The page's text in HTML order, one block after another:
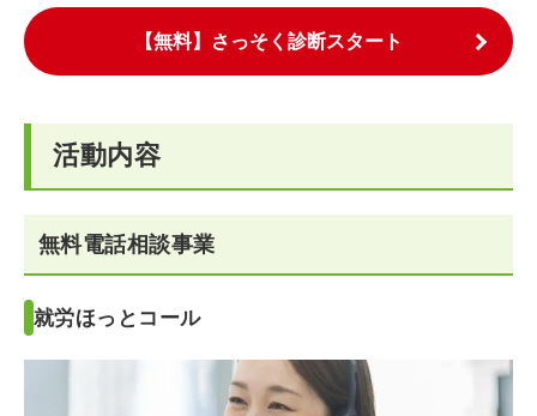
【無料】さっそく診断スタート
活動内容
無料電話相談事業
就労ほっとコール